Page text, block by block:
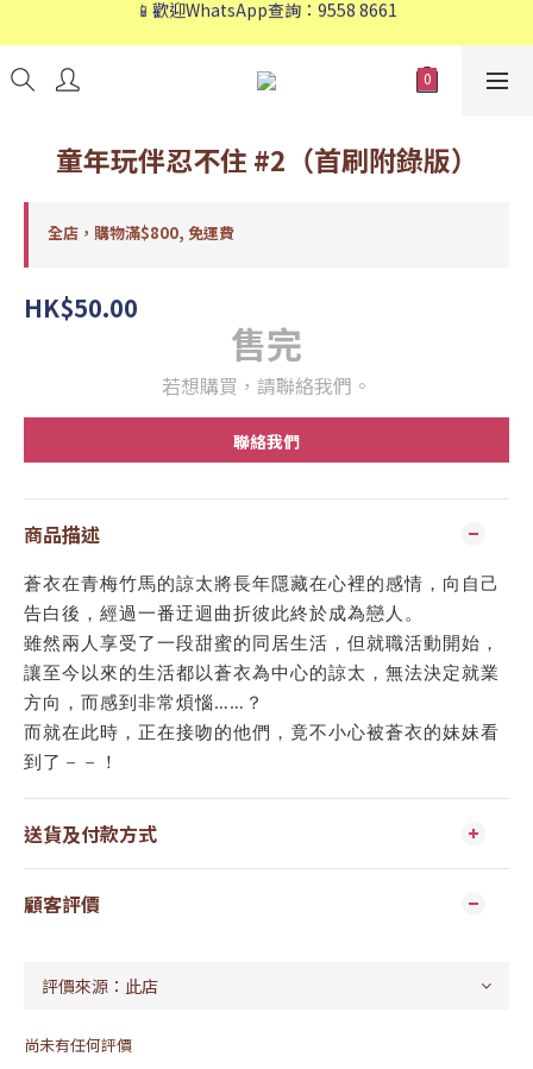
📱歡迎WhatsApp查詢：9558 8661
❤️會員專享：🛍購物滿💰HK$800，🚚免運費❤️
📱歡迎WhatsApp查詢：9558 8661
童年玩伴忍不住 #2（首刷附錄版）
全店，購物滿$800, 免運費
HK$50.00
售完
若想購買，請聯絡我們。
聯絡我們
商品描述
蒼衣在青梅竹馬的諒太將長年隱藏在心裡的感情，向自己
告白後，經過一番迂迴曲折彼此終於成為戀人。
雖然兩人享受了一段甜蜜的同居生活，但就職活動開始，
讓至今以來的生活都以蒼衣為中心的諒太，無法決定就業
方向，而感到非常煩惱……？
而就在此時，正在接吻的他們，竟不小心被蒼衣的妹妹看
到了－－！
送貨及付款方式
顧客評價
尚未有任何評價